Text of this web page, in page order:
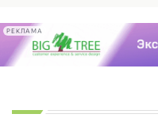
РЕКЛАМА